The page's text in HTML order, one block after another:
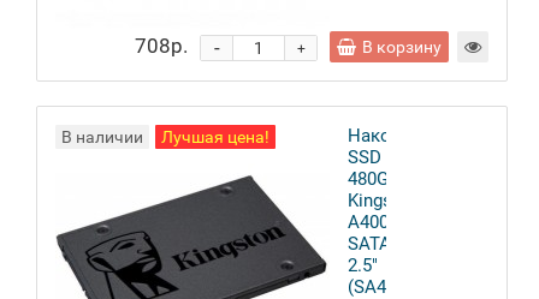
708р. +
- В корзину
В наличии Лучшая цена!
Накопитель
SSD
480Gb
Kingston
A400
SATA3
2.5"
(SA400S37/480G)